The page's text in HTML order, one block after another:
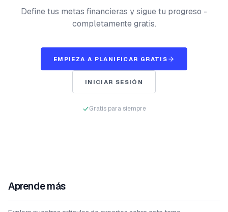
Define tus metas financieras y sigue tu progreso -
completamente gratis.
EMPIEZA A PLANIFICAR GRATIS
INICIAR SESIÓN
Gratis para siempre
Aprende más